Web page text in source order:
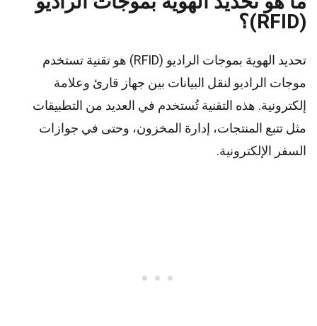
(RFID)؟
تحديد الهوية بموجات الراديو (RFID) هو تقنية تستخدم
موجات الراديو لنقل البيانات بين جهاز قارئ وعلامة
إلكترونية. هذه التقنية تُستخدم في العديد من التطبيقات
مثل تتبع المنتجات، إدارة المخزون، وحتى في جوازات
السفر الإلكترونية.